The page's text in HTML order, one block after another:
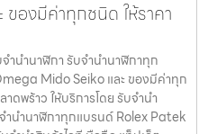
องมีค่าทุกชนิด ให้ราคา
จำนำนาฬิกา รับจำนำนาฬิกาทุก
Mido Seiko และ ของมีค่าทุก
ดพร้าว ให้บริการโดย รับจํานํา
ำนำนาฬิกาทุกแบรนด์ Rolex Patek